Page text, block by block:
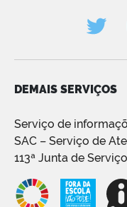
DEMAIS SERVIÇOS
Serviço de
SAC – Serviço de
113ª Junta de